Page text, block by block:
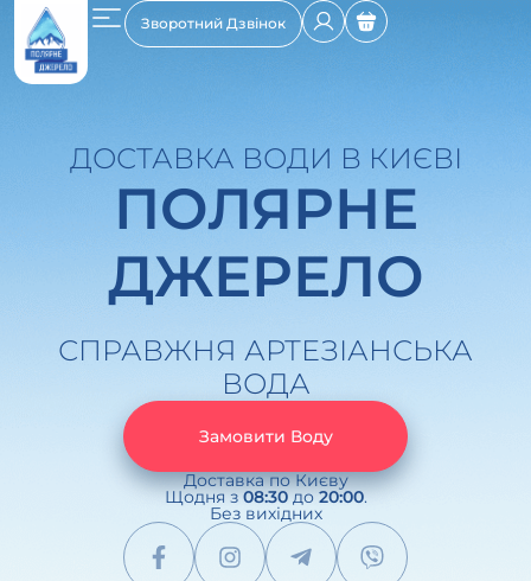
Зворотний Дзвінок
ДОСТАВКА ВОДИ В КИЄВІ
ПОЛЯРНЕ
ДЖЕРЕЛО
СПРАВЖНЯ АРТЕЗІАНСЬКА
ВОДА
Замовити Воду
Доставка по Києву
Щодня з08:30до20:00.
Без вихідних